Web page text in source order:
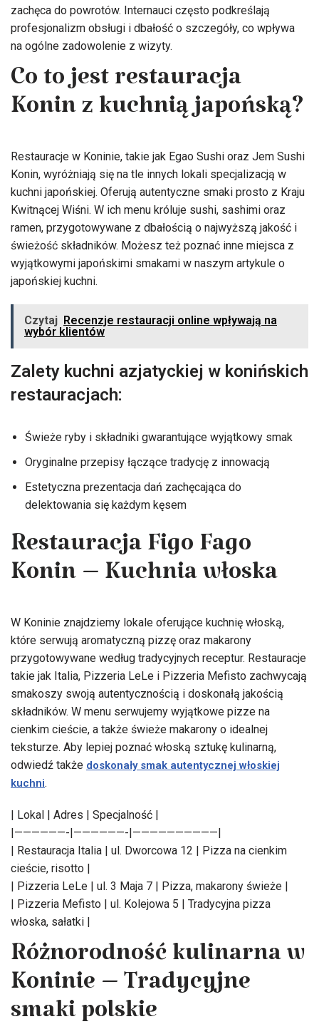
zachęca do powrotów. Internauci często podkreślają
profesjonalizm obsługi i dbałość o szczegóły, co wpływa
na ogólne zadowolenie z wizyty.
Co to jest restauracja
Konin z kuchnią japońską?
Restauracje w Koninie, takie jak Egao Sushi oraz Jem Sushi
Konin, wyróżniają się na tle innych lokali specjalizacją w
kuchni japońskiej. Oferują autentyczne smaki prosto z Kraju
Kwitnącej Wiśni. W ich menu króluje sushi, sashimi oraz
ramen, przygotowywane z dbałością o najwyższą jakość i
świeżość składników. Możesz też poznać inne miejsca z
wyjątkowymi japońskimi smakami w naszym artykule o
japońskiej kuchni.
Czytaj Recenzje restauracji online wpływają na
wybór klientów
Zalety kuchni azjatyckiej w konińskich
restauracjach:
Świeże ryby i składniki gwarantujące wyjątkowy smak
Oryginalne przepisy łączące tradycję z innowacją
Estetyczna prezentacja dań zachęcająca do
delektowania się każdym kęsem
Restauracja Figo Fago
Konin – Kuchnia włoska
W Koninie znajdziemy lokale oferujące kuchnię włoską,
które serwują aromatyczną pizzę oraz makarony
przygotowywane według tradycyjnych receptur. Restauracje
takie jak Italia, Pizzeria LeLe i Pizzeria Mefisto zachwycają
smakoszy swoją autentycznością i doskonałą jakością
składników. W menu serwujemy wyjątkowe pizze na
cienkim cieście, a także świeże makarony o idealnej
teksturze. Aby lepiej poznać włoską sztukę kulinarną,
odwiedź także doskonały smak autentycznej włoskiej
kuchni.
| Lokal | Adres | Specjalność |
|——————-|——————-|——————————|
| Restauracja Italia | ul. Dworcowa 12 | Pizza na cienkim
cieście, risotto |
| Pizzeria LeLe | ul. 3 Maja 7 | Pizza, makarony świeże |
| Pizzeria Mefisto | ul. Kolejowa 5 | Tradycyjna pizza
włoska, sałatki |
Różnorodność kulinarna w
Koninie – Tradycyjne
smaki polskie